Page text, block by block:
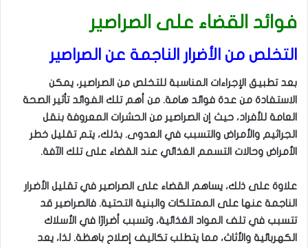
فوائد القضاء على الصراصير
التخلص من الأضرار الناجمة عن الصراصير
بعد تطبيق الإجراءات المناسبة للتخلص من الصراصير، يمكن
الاستفادة من عدة فوائد هامة. من أهم تلك الفوائد تأثير الصحة
العامة للأفراد، حيث إن الصراصير من الحشرات المعروفة بنقل
الجراثيم والأمراض والتسبب في العدوى. بذلك، يتم تقليل خطر
الأمراض وحالات التسمم الغذائي عند القضاء على تلك الآفة.
علاوة على ذلك، يساهم القضاء على الصراصير في تقليل الأضرار
الناجمة عنها على الممتلكات والبنية التحتية. فالصراصير قد
تتسبب في تلف المواد الغذائية، وتسبب أضرارًا في الأسلاك
الكهربائية والأثاث، مما يتطلب تكاليف إصلاح باهظة. لذا، يعد